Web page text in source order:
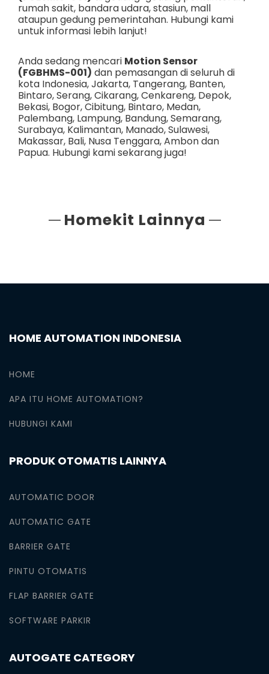
rumah sakit, bandara udara, stasiun, mall
ataupun gedung pemerintahan. Hubungi kami
untuk informasi lebih lanjut!
Anda sedang mencari Motion Sensor
(FGBHMS-001) dan pemasangan di seluruh di
kota Indonesia,Jakarta, Tangerang, Banten,
Bintaro,Serang,Cikarang,Cenkareng, Depok,
Bekasi, Bogor,Cibitung, Bintaro, Medan,
Palembang, Lampung, Bandung,Semarang,
Surabaya, Kalimantan, Manado,Sulawesi,
Makassar, Bali, Nusa Tenggara,Ambondan
Papua. Hubungi kami sekarang juga!
Homekit Lainnya
HOME AUTOMATION INDONESIA
HOME
APA ITU HOME AUTOMATION?
HUBUNGI KAMI
PRODUK OTOMATIS LAINNYA
AUTOMATIC DOOR
AUTOMATIC GATE
BARRIER GATE
PINTU OTOMATIS
FLAP BARRIER GATE
SOFTWARE PARKIR
AUTOGATE CATEGORY